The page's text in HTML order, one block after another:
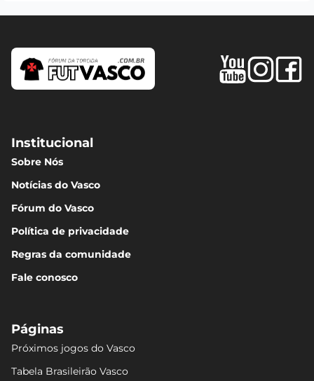
Institucional
Sobre Nós
Notícias do Vasco
Fórum do Vasco
Política de privacidade
Regras da comunidade
Fale conosco
Páginas
Próximos jogos do Vasco
Tabela Brasileirão Vasco